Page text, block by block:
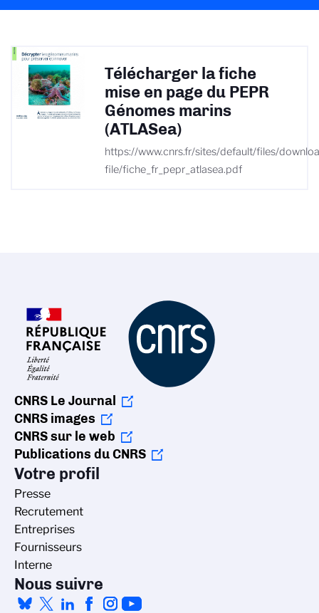
Télécharger la fiche
mise en page du PEPR
Génomes marins
(ATLASea)
https://www.cnrs.fr/sites/default/files/
file/fiche_fr_pepr_atlasea.pdf
CNRS Le Journal
CNRS images
CNRS sur le web
Publications du CNRS
Votre profil
Presse
Recrutement
Entreprises
Fournisseurs
Interne
Nous suivre